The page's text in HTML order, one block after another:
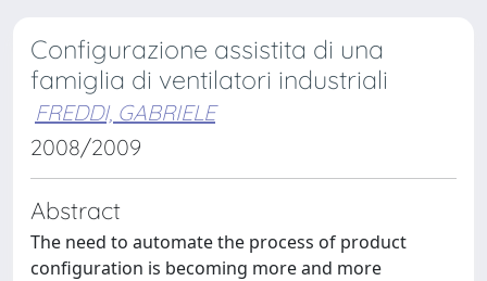
Configurazione assistita di una
famiglia di ventilatori industriali
FREDDI, GABRIELE
2008/2009
Abstract
The need to automate the process of product
configuration is becoming more and more